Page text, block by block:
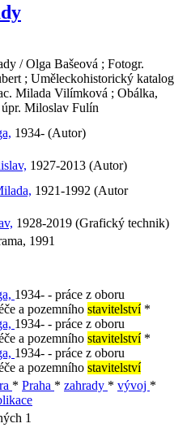
/ Olga Bašeová ; Fotogr.
; Uměleckohistorický katalog
Milada Vilímková ; Obálka,
Miloslav Fulín
1934- (Autor)
1927-2013 (Autor)
1921-1992 (Autor
1928-2019 (Grafický technik)
1991
1934- - práce z oboru
a pozemního stavitelství*
1934- - práce z oboru
a pozemního stavitelství*
1934- - práce z oboru
a pozemního stavitelství
* Praha * zahrady * vývoj *
1